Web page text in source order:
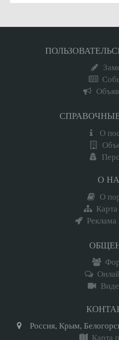
О
О
О
Карта
Реклама
Россия, Крым,
Карта